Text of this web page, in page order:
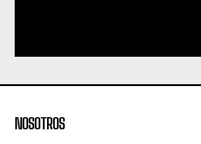
NOSOTROS